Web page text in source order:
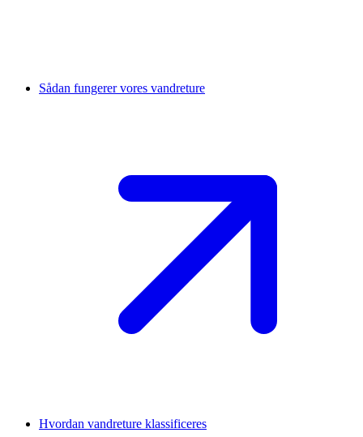
Sådan fungerer vores vandreture
Hvordan vandreture klassificeres